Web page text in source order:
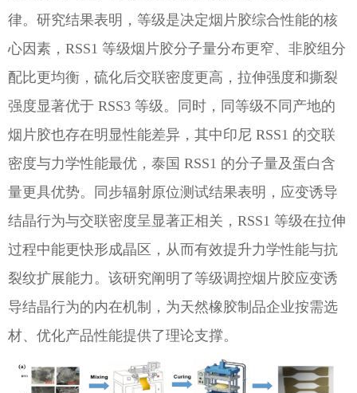
律。研究结果表明，等级是决定烟片胶综合性能的核
心因素，RSS1 等级烟片胶分子量分布更窄、非胶组分
配比更均衡，硫化后交联密度更高，拉伸强度和撕裂
强度显著优于 RSS3 等级。同时，同等级不同产地的
烟片胶也存在明显性能差异，其中印尼 RSS1 的交联
密度与力学性能最优，泰国 RSS1 的分子量及蛋白含
量更具优势。同步辐射原位测试结果表明，应变诱导
结晶行为与交联密度呈显著正相关，RSS1 等级在拉伸
过程中能更快形成晶区，从而有效提升力学性能与抗
裂纹扩展能力。该研究阐明了等级调控烟片胶应变诱
导结晶行为的内在机制，为天然橡胶制品企业按需选
材、优化产品性能提供了理论支撑。